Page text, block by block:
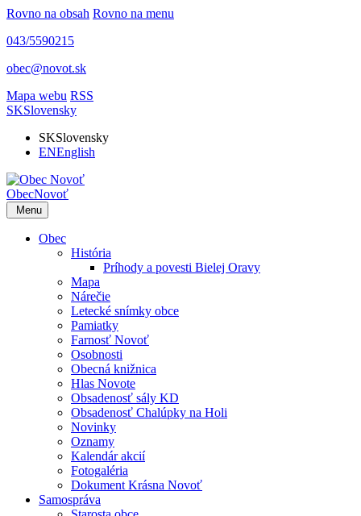
Rovno na obsah Rovno na menu
043/5590215
obec@novot.sk
Mapa webu RSS
SKSlovensky
SKSlovensky
ENEnglish
ObecNovoť
Menu
Obec
História
Príhody a povesti Bielej Oravy
Mapa
Nárečie
Letecké snímky obce
Pamiatky
Farnosť Novoť
Osobnosti
Obecná knižnica
Hlas Novote
Obsadenosť sály KD
Obsadenosť Chalúpky na Holi
Novinky
Oznamy
Kalendár akcií
Fotogaléria
Dokument Krásna Novoť
Samospráva